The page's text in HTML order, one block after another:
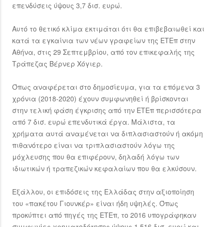
επενδύσεις ύψους 3,7 δισ. ευρώ.
Αυτό το θετικό κλίμα εκτιμάται ότι θα επιβεβαιωθεί και
κατά τα εγκαίνια των νέων γραφείων της ΕΤΕπ στην
Αθήνα, στις 29 Σεπτεμβρίου, από τον επικεφαλής της
Τράπεζας Βέρνερ Χόγιερ.
Όπως αναφέρεται στο δημοσίευμα, για τα επόμενα 3
χρόνια (2018-2020) έχουν συμφωνηθεί ή βρίσκονται
στην τελική φάση έγκρισης από την ΕΤEπ περισσότερα
από 7 δισ. ευρώ επενδυτικά έργα. Μάλιστα, τα
χρήματα αυτά αναμένεται να διπλασιαστούν ή ακόμη
πιθανότερο είναι να τριπλασιαστούν λόγω της
μόχλευσης που θα επιφέρουν, δηλαδή λόγω των
ιδιωτικών ή τραπεζικών κεφαλαίων που θα ελκύσουν.
Εξάλλου, οι επιδόσεις της Ελλάδας στην αξιοποίηση
του «πακέτου Γιουνκέρ» είναι ήδη υψηλές. Όπως
προκύπτει από πηγές της ΕΤΕπ, το 2016 υπογράφηκαν